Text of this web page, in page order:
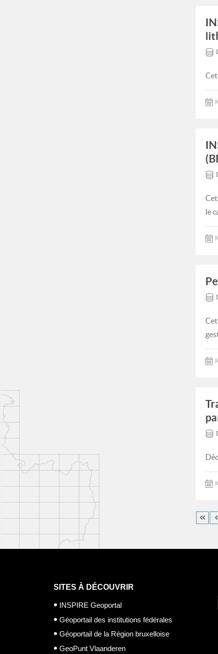
le
SITES À DÉCOUVRIR
INSPIRE Geoportal
Géoportail des institutions fédérales
Géoportail de la Région bruxelloise
GeoPunt Vlaanderen